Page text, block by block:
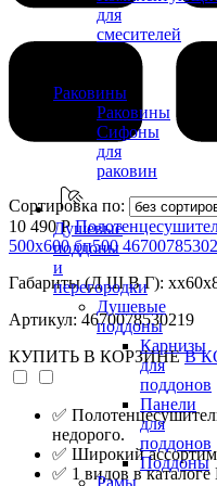
для
смесителей
Раковины
Раковины
Сифоны
для
раковин
Душевые
поддоны
и
перегородки
Душевые
поддоны
Карнизы
для
поддонов
Панели
для
поддонов
Поддоны
Сортировка по:
10 490 Р
500х600 бп500
Габариты (Д Ш В Г):
Артикул: 4670078530219
КУПИТЬ В КОРЗИНЕ В
✅
недорого.
✅ Широкий
✅ 1 видов в